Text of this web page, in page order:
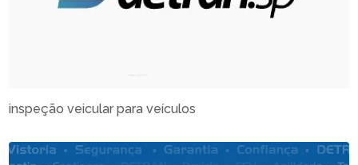
inspeção veicular para veículos